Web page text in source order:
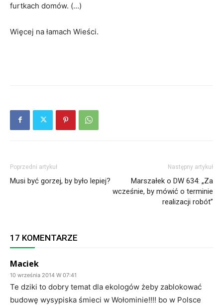
furtkach domów. (…)
Więcej na łamach Wieści.
Poprzedni artykuł
Musi być gorzej, by było lepiej?
Następny artykuł
Marszałek o DW 634: „Za
wcześnie, by mówić o terminie
realizacji robót”
17 KOMENTARZE
Maciek
10 września 2014 W 07:41
Te dziki to dobry temat dla ekologów żeby zablokować
budowę wysypiska śmieci w Wołominie!!!! bo w Polsce